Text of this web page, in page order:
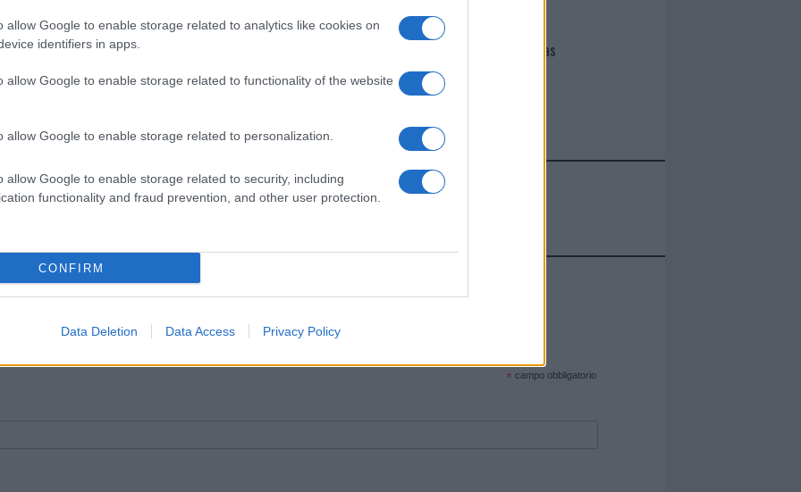
allow Google to enable storage related to analytics like cookies on
identifiers in apps.
allow Google to enable storage related to functionality of the website
allow Google to enable storage related to personalization.
allow Google to enable storage related to security, including
functionality and fraud prevention, and other user protection.
CONFIRM
Data Deletion Data Access Privacy Policy
Giovannimaria Cabras
Invia un Comunicato Stampa|Pubblicità|Segnala
e ricevi le nostre email periodiche contenenti le ultime notizie pubblicate sul sito web!
* campo obbligatorio